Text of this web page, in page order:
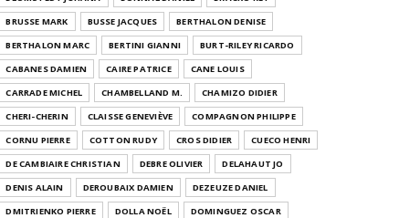
BRUSSE MARK
BUSSE JACQUES
BERTHALON DENISE
BERTHALON MARC
BERTINI GIANNI
BURT-RILEY RICARDO
CABANES DAMIEN
CAIRE PATRICE
CANE LOUIS
CARRADE MICHEL
CHAMBELLAND M.
CHAMIZO DIDIER
CHERI-CHERIN
CLAISSE GENEVIÈVE
COMPAGNON PHILIPPE
CORNU PIERRE
COTTON RUDY CROS DIDIER
CUECO HENRI
DE CAMBIAIRE CHRISTIAN
DEBRE OLIVIER
DELAHAUT JO
DENIS ALAIN
DEROUBAIX DAMIEN
DEZEUZE DANIEL
DMITRIENKO PIERRE
DOLLA NOËL
DOMINGUEZ OSCAR